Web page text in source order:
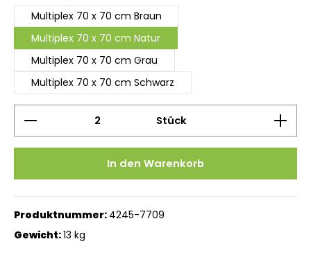
Multiplex 70 x 70 cm Braun
Multiplex 70 x 70 cm Natur
Multiplex 70 x 70 cm Grau
Multiplex 70 x 70 cm Schwarz
Produkt Anzahl: Gib den gewünschten Wert
Stück
In den Warenkorb
Produktnummer: 4245-7709
Gewicht:13 kg